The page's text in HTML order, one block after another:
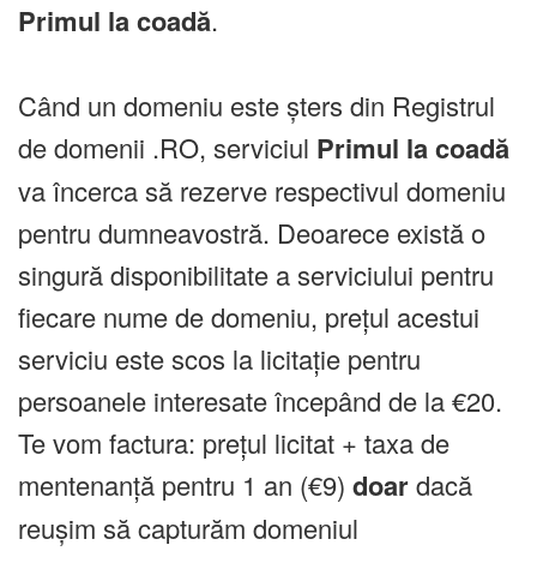
Primul la coadă.
Când un domeniu este șters din Registrul
de domenii .RO, serviciul Primul la coadă
va încerca să rezerve respectivul domeniu
pentru dumneavostră. Deoarece există o
singură disponibilitate a serviciului pentru
fiecare nume de domeniu, prețul acestui
serviciu este scos la licitație pentru
persoanele interesate începând de la €20.
Te vom factura: prețul licitat + taxa de
mentenanță pentru 1 an (€9) doardacă
reușim să capturăm domeniul